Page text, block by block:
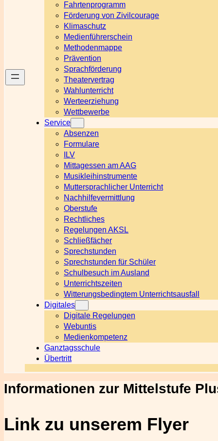
Fahrtenprogramm
Förderung von Zivilcourage
Klimaschutz
Medienführerschein
Methodenmappe
Prävention
Sprachförderung
Theatervertrag
Wahlunterricht
Werteerziehung
Wettbewerbe
Service
Absenzen
Formulare
ILV
Mittagessen am AAG
Musikleihinstrumente
Muttersprachlicher Unterricht
Nachhilfevermittlung
Oberstufe
Rechtliches
Regelungen AKSL
Schließfächer
Sprechstunden
Sprechstunden für Schüler
Schulbesuch im Ausland
Unterrichtszeiten
Witterungsbedingtem Unterrichtsausfall
Digitales
Digitale Regelungen
Webuntis
Medienkompetenz
Ganztagsschule
Übertritt
Informationen zur Mittelstufe
Link zu unserem Flyer